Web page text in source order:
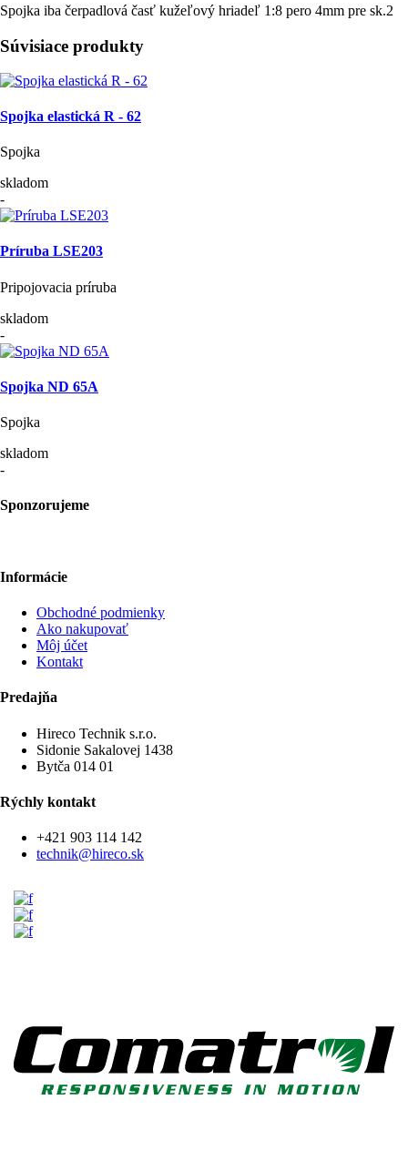
Spojka iba čerpadlová časť kužeľový hriadeľ 1:8 pero 4mm pre sk.2
Súvisiace produkty
Spojka elastická R - 62
Spojka
skladom
-
Príruba LSE203
Pripojovacia príruba
skladom
-
Spojka ND 65A
Spojka
skladom
-
Sponzorujeme
Informácie
Obchodné podmienky
Ako nakupovať
Môj účet
Kontakt
Predajňa
Hireco Technik s.r.o.
Sidonie Sakalovej 1438
Bytča 014 01
Rýchly kontakt
+421 903 114 142
technik@hireco.sk